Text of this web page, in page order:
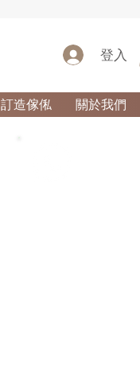
登入
訂造傢俬 關於我們